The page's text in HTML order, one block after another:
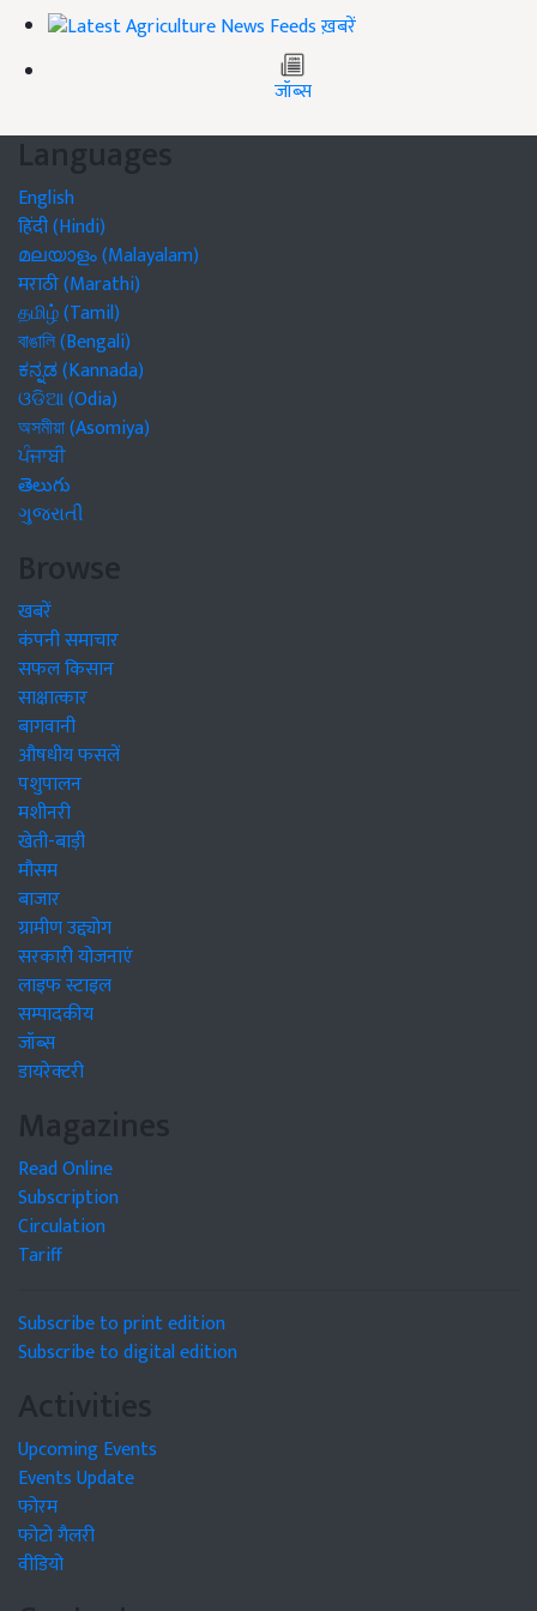
ख़बरें
जॉब्स
Languages
English
हिंदी (Hindi)
മലയാളം (Malayalam)
मराठी (Marathi)
தமிழ் (Tamil)
বাঙালি (Bengali)
ಕನ್ನಡ (Kannada)
ଓଡିଆ (Odia)
অসমীয়া (Asomiya)
ਪੰਜਾਬੀ
తెలుగు
ગુજરાતી
Browse
खबरें
कंपनी समाचार
सफल किसान
साक्षात्कार
बागवानी
औषधीय फसलें
पशुपालन
मशीनरी
खेती-बाड़ी
मौसम
बाजार
ग्रामीण उद्द्योग
सरकारी योजनाएं
लाइफ स्टाइल
सम्पादकीय
जॉब्स
डायरेक्टरी
Magazines
Read Online
Subscription
Circulation
Tariff
Subscribe to print edition
Subscribe to digital edition
Activities
Upcoming Events
Events Update
फोरम
फोटो गैलरी
वीडियो